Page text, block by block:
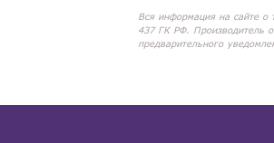
Вся информация на сайте о
437 ГК РФ. Производитель
предварительного